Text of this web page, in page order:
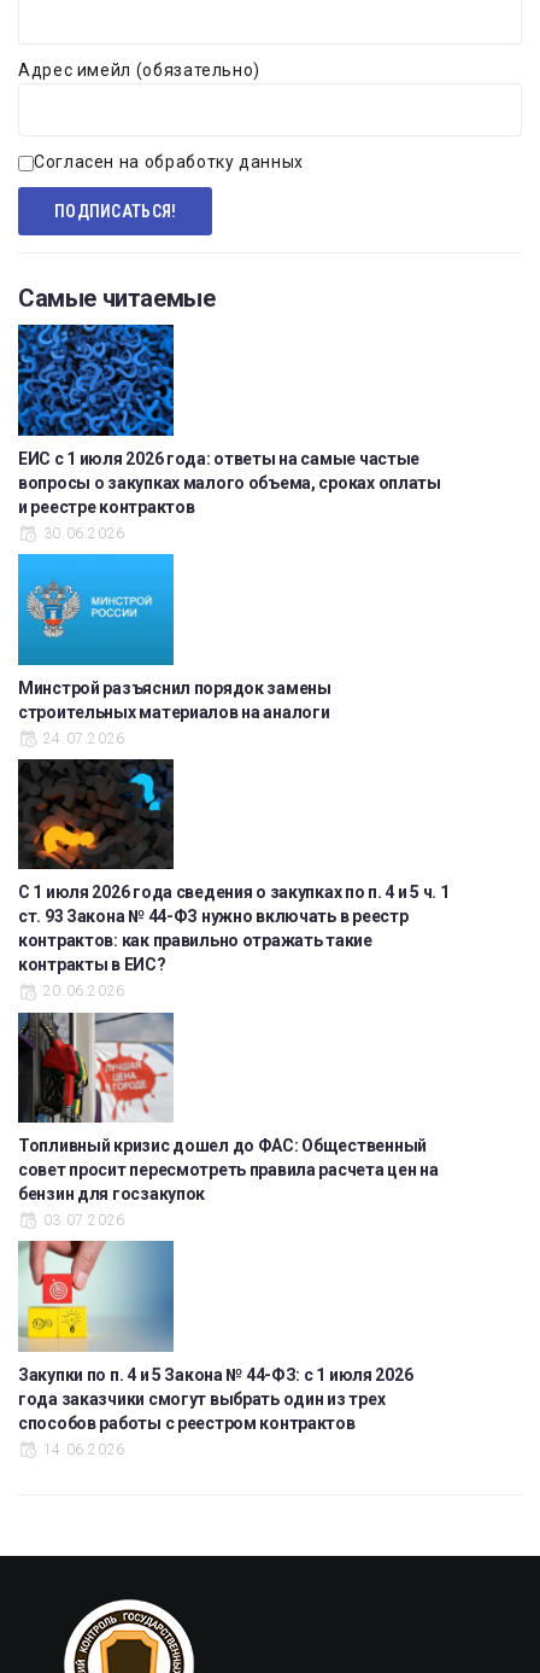
Адрес имейл (обязательно)
Согласен на обработку данных
Самые читаемые
ЕИС с 1 июля 2026 года: ответы на самые частые
вопросы о закупках малого объема, сроках оплаты
и реестре контрактов
30.06.2026
Минстрой разъяснил порядок замены
строительных материалов на аналоги
24.07.2026
С 1 июля 2026 года сведения о закупках по п. 4 и 5 ч. 1
ст. 93 Закона № 44-ФЗ нужно включать в реестр
контрактов: как правильно отражать такие
контракты в ЕИС?
20.06.2026
Топливный кризис дошел до ФАС: Общественный
совет просит пересмотреть правила расчета цен на
бензин для госзакупок
03.07.2026
Закупки по п. 4 и 5 Закона № 44-ФЗ: с 1 июля 2026
года заказчики смогут выбрать один из трех
способов работы с реестром контрактов
14.06.2026